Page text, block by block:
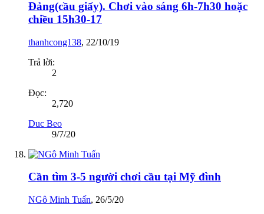
Đảng(cầu giấy). Chơi vào sáng 6h-7h30 hoặc
chiều 15h30-17
thanhcong138, 22/10/19
Trả lời:
2
Đọc:
2,720
Duc Beo
9/7/20
Cần tìm 3-5 người chơi cầu tại Mỹ đình
NGô Minh Tuấn, 26/5/20